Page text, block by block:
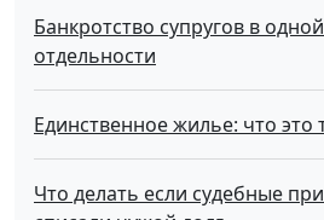
Банкротство супругов в
отдельности
Единственное жилье: что это
Что делать если судебные